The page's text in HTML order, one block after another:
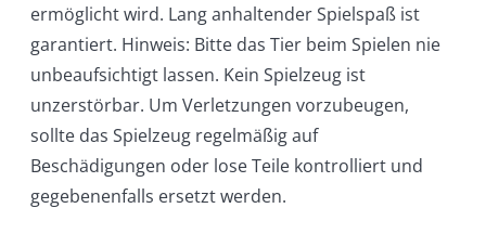
ermöglicht wird. Lang anhaltender Spielspaß ist
garantiert. Hinweis: Bitte das Tier beim Spielen nie
unbeaufsichtigt lassen. Kein Spielzeug ist
unzerstörbar. Um Verletzungen vorzubeugen,
sollte das Spielzeug regelmäßig auf
Beschädigungen oder lose Teile kontrolliert und
gegebenenfalls ersetzt werden.